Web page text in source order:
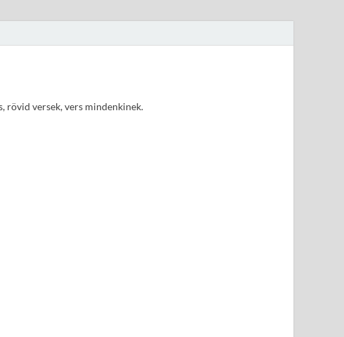
rövid versek, vers mindenkinek.